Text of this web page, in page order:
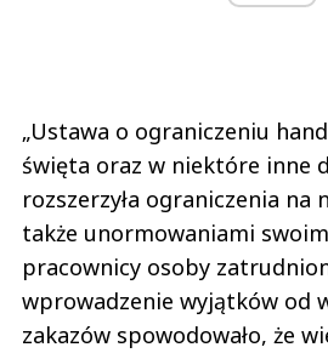
„Ustawa o ograniczeniu
święta oraz w niektóre inne
rozszerzyła ograniczenia na
także unormowaniami
pracownicy osoby
wprowadzenie wyjątków od
zakazów spowodowało, że